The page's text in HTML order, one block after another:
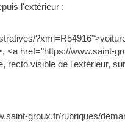
l'extérieur :
href="https://www.saint-
visible de l'extérieur,
groux.fr/rubriques/